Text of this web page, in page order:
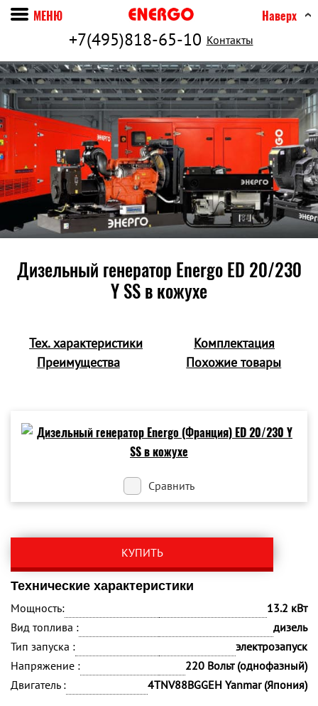
+7(495)818-65-10 Контакты
МЕНЮ Наверх
Дизельный генератор Energo ED 20/230
Y SS в кожухе
Тех. характеристики
Комплектация
Преимущества
Похожие товары
Сравнить
КУПИТЬ
Технические характеристики
Мощность:
13.2 кВт
Вид топлива :
дизель
Тип запуска :
электрозапуск
Напряжение :
220 Вольт (однофазный)
Двигатель :
4TNV88BGGEH Yanmar (Япония)